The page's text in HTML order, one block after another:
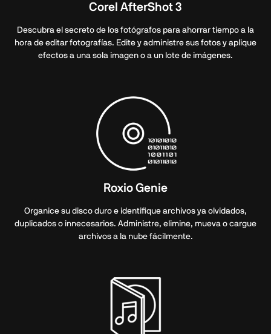
Corel AfterShot 3
Descubra el secreto de los fotógrafos para ahorrar tiempo a la
hora de editar fotografías. Edite y administre sus fotos y aplique
efectos a una sola imagen o a un lote de imágenes.
Roxio Genie
Organice su disco duro e identifique archivos ya olvidados,
duplicados o innecesarios. Administre, elimine, mueva o cargue
archivos a la nube fácilmente.